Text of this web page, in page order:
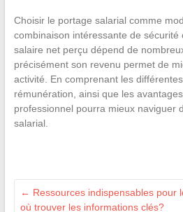
Choisir le portage salarial comme
combinaison intéressante de sécurité
salaire net perçu dépend de
précisément son revenu permet de
activité. En comprenant les
rémunération, ainsi que les
professionnel pourra mieux naviguer
salarial.
← Ressources indispensables pour
où trouver les informations clés?